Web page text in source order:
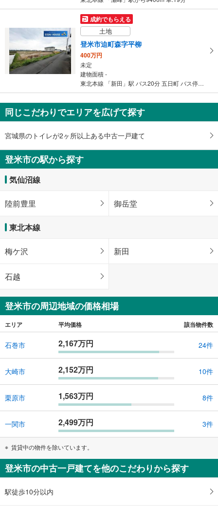
成約でもらえる
土地
登米市迫町森字平柳
400万円
未定
建物面積 -
東北本線 「新田」駅 バス20分 五日町 バス停下車 徒歩21分
同じこだわりでエリアを広げて探す
宮城県のトイレが2ヶ所以上ある中古一戸建て
登米市の駅から探す
気仙沼線
陸前豊里 御岳堂
東北本線
梅ケ沢 新田
石越
登米市の周辺地域の価格相場
エリア 平均価格 該当物件数
石巻市 2,167万円 24件
大崎市 2,152万円 10件
栗原市 1,563万円 8件
一関市 2,499万円 3件
賃貸中の物件を除いています。
登米市の中古一戸建てを他のこだわりから探す
駅徒歩10分以内